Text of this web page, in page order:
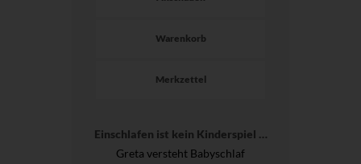
Warenkorb
Merkzettel
Einschlafen ist kein Kinderspiel …
Greta versteht Babyschlaf